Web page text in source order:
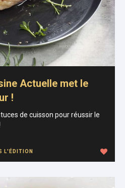
Actuelle met le
!
de cuisson pour réussir le
L'ÉDITION